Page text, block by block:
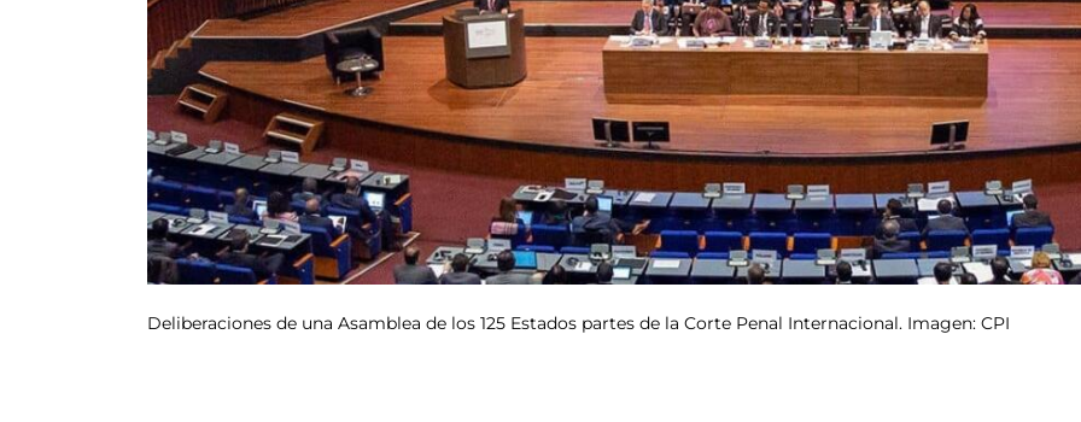
Deliberaciones de una Asamblea de los 125 Estados partes de la Corte Penal Internacional. Imagen: CPI